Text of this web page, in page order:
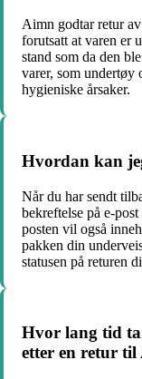
Aimn godtar retur
forutsatt at varen er
stand som da den
varer, som undertøy
hygieniske årsaker.
Hvordan kan
Når du har sendt
bekreftelse på e-
posten vil også
pakken din
statusen på returen
Hvor lang tid
etter en retur til